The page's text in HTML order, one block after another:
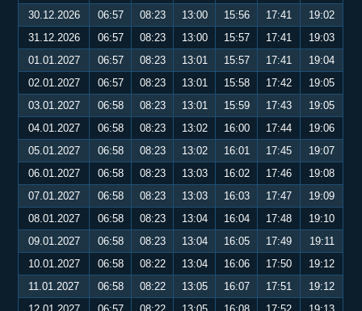
30.12.2026
06:57 08:23 13:00 15:56 17:41
19:02
31.12.2026
06:57 08:23 13:00 15:57 17:41
19:03
01.01.2027
06:57 08:23 13:01 15:57 17:41
19:04
02.01.2027
06:57 08:23 13:01 15:58 17:42
19:05
03.01.2027
06:58 08:23 13:01 15:59 17:43
19:05
04.01.2027
06:58 08:23 13:02 16:00 17:44
19:06
05.01.2027
06:58 08:23 13:02 16:01 17:45
19:07
06.01.2027
06:58 08:23 13:03 16:02 17:46
19:08
07.01.2027
06:58 08:23 13:03 16:03 17:47
19:09
08.01.2027
06:58 08:23 13:04 16:04 17:48
19:10
09.01.2027
06:58 08:23 13:04 16:05 17:49
19:11
10.01.2027
06:58 08:22 13:04 16:06 17:50
19:12
11.01.2027
06:58 08:22 13:05 16:07 17:51
19:12